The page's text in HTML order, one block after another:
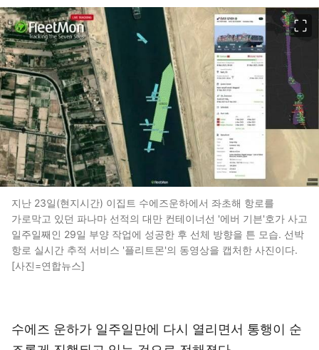
지난 23일(현지시간) 이집트 수에즈운하에서 좌초해 항로를
가로막고 있던 파나마 선적의 대만 컨테이너선 '에버 기븐'호가 사고
일주일째인 29일 부양 작업에 성공한 후 선체 방향을 튼 모습. 선박
항로 실시간 추적 서비스 '플리트몬'의 동영상을 캡처한 사진이다.
[사진=연합뉴스]
수에즈 운하가 일주일만에 다시 열리면서 통행이 순